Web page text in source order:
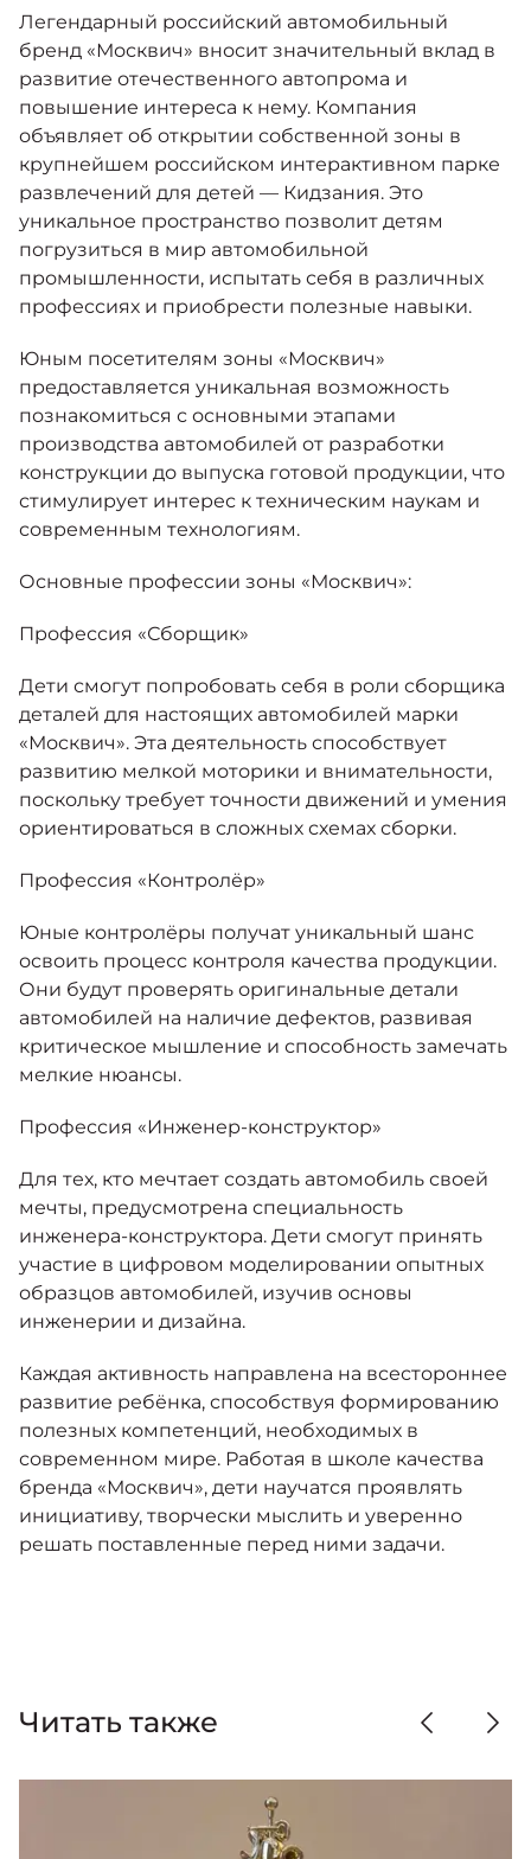
Яркий динамичный седан
от 2 237 000 ₽*
Москвич 3 с ручным
управлением (РУ)
Кроссовер, создающий равные
возможности
от 2 069 000 ₽*
Москвич 8
Практичный семиместный
кроссовер
от 3 125 000 ₽*
Кредитные программы
Спецпредложения
Калькулятор трейд-ин
Моторное масло
СЕРВИСНЫЕ АКЦИИ
АКСЕССУАРЫ
КОНТАКТЫ
Легендарный российский автомобильный
бренд «Москвич» вносит значительный вклад в
развитие отечественного автопрома и
повышение интереса к нему. Компания
объявляет об открытии собственной зоны в
крупнейшем российском интерактивном парке
развлечений для детей — Кидзания. Это
уникальное пространство позволит детям
погрузиться в мир автомобильной
промышленности, испытать себя в различных
профессиях и приобрести полезные навыки.
Юным посетителям зоны «Москвич»
предоставляется уникальная возможность
познакомиться с основными этапами
производства автомобилей от разработки
конструкции до выпуска готовой продукции, что
стимулирует интерес к техническим наукам и
современным технологиям.
Основные профессии зоны «Москвич»:
Профессия «Сборщик»
Дети смогут попробовать себя в роли сборщика
деталей для настоящих автомобилей марки
«Москвич». Эта деятельность способствует
развитию мелкой моторики и внимательности,
поскольку требует точности движений и умения
ориентироваться в сложных схемах сборки.
Профессия «Контролёр»
Юные контролёры получат уникальный шанс
освоить процесс контроля качества продукции.
Они будут проверять оригинальные детали
автомобилей на наличие дефектов, развивая
критическое мышление и способность замечать
мелкие нюансы.
Профессия «Инженер-конструктор»
Для тех, кто мечтает создать автомобиль своей
мечты, предусмотрена специальность
инженера-конструктора. Дети смогут принять
участие в цифровом моделировании опытных
образцов автомобилей, изучив основы
инженерии и дизайна.
Каждая активность направлена на всестороннее
развитие ребёнка, способствуя формированию
полезных компетенций, необходимых в
современном мире. Работая в школе качества
бренда «Москвич», дети научатся проявлять
инициативу, творчески мыслить и уверенно
решать поставленные перед ними задачи.
Читать также